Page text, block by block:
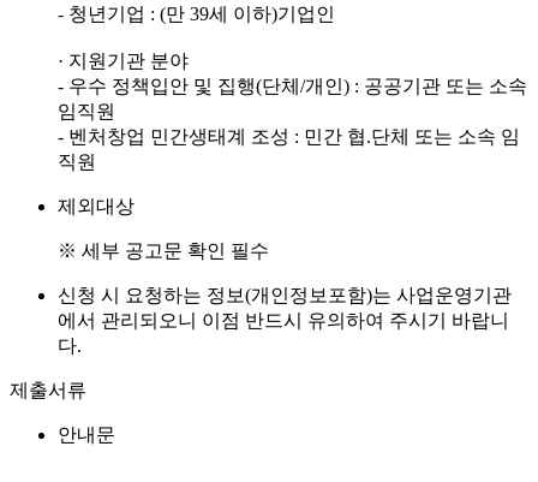
- 청년기업 : (만 39세 이하)기업인
· 지원기관 분야
- 우수 정책입안 및 집행(단체/개인) : 공공기관 또는 소속
임직원
- 벤처창업 민간생태계 조성 : 민간 협.단체 또는 소속 임
직원
제외대상
※ 세부 공고문 확인 필수
신청 시 요청하는 정보(개인정보포함)는 사업운영기관
에서 관리되오니 이점 반드시 유의하여 주시기 바랍니
다.
제출서류
안내문